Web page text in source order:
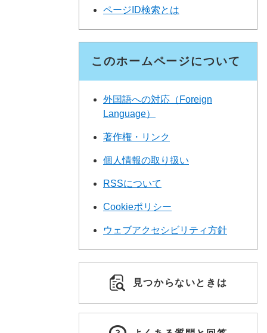
ページID検索とは
このホームページについて
外国語への対応（Foreign
Language）
著作権・リンク
個人情報の取り扱い
RSSについて
Cookieポリシー
ウェブアクセシビリティ方針
見つからないときは